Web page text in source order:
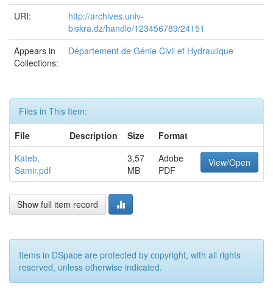
URI:
http://archives.univ-
biskra.dz/handle/123456789/24151
Appears in
Collections:
Département de Génie Civil et Hydraulique
Files in This Item:
File
Description Size
Format
Kateb,
Samir.pdf
3,57
MB
Adobe
PDF
View/Open
Show full item record
Items in DSpace are protected by copyright, with all rights
reserved, unless otherwise indicated.